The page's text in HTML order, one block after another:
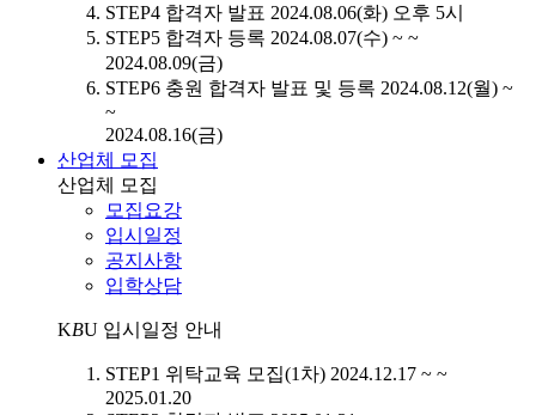
STEP4 합격자 발표 2024.08.06(화) 오후 5시
STEP5 합격자 등록 2024.08.07(수) ~ ~
2024.08.09(금)
STEP6 충원 합격자 발표 및 등록 2024.08.12(월) ~
~
2024.08.16(금)
산업체 모집
산업체 모집
모집요강
입시일정
공지사항
입학상담
KBU 입시일정 안내
STEP1 위탁교육 모집(1차) 2024.12.17 ~ ~
2025.01.20